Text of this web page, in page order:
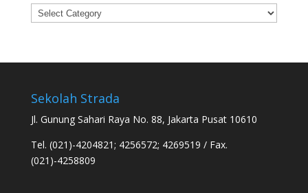
Categories
Sekolah Strada
Jl. Gunung Sahari Raya No. 88, Jakarta Pusat 10610
Tel. (021)-4204821; 4256572; 4269519 / Fax.
(021)-4258809